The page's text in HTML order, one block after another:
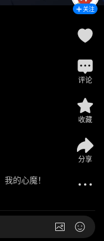
的心魔！
关注
评论
收藏
分享